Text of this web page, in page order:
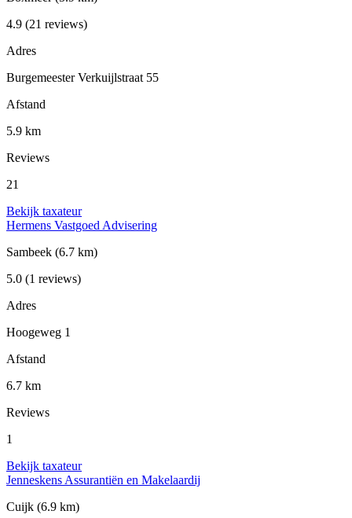
4.9 (21 reviews)
Adres
Burgemeester Verkuijlstraat 55
Afstand
5.9 km
Reviews
21
Bekijk taxateur
Hermens Vastgoed Advisering
Sambeek (6.7 km)
5.0 (1 reviews)
Adres
Hoogeweg 1
Afstand
6.7 km
Reviews
1
Bekijk taxateur
Jenneskens Assurantiën en Makelaardij
Cuijk (6.9 km)